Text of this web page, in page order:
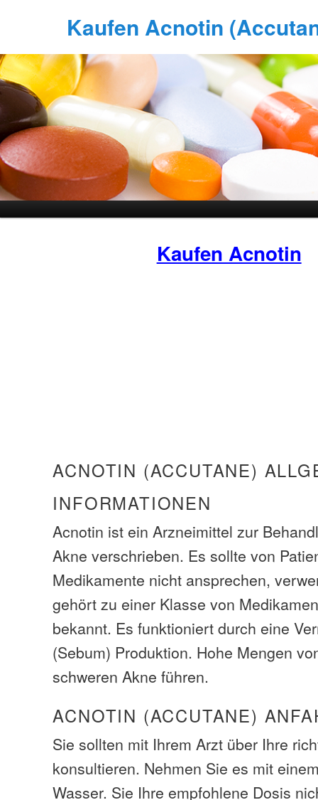
Kaufen Acnotin
Kaufen Acnotin
ACNOTIN (ACCUTANE)
INFORMATIONEN
Acnotin ist ein Arzneimittel zur
Akne verschrieben. Es sollte von
Medikamente nicht ansprechen,
gehört zu einer Klasse von
bekannt. Es funktioniert durch eine
(Sebum) Produktion. Hohe Mengen
schweren Akne führen.
ACNOTIN (ACCUTANE)
Sie sollten mit Ihrem Arzt über Ihre
konsultieren. Nehmen Sie es mit
Wasser. Sie Ihre empfohlene Dosis